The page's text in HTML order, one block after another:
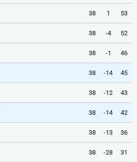
38 1 53
38 -4 52
38 -1 46
38 -14 45
38 -12 43
38 -14 42
38 -13 36
38 -28 31